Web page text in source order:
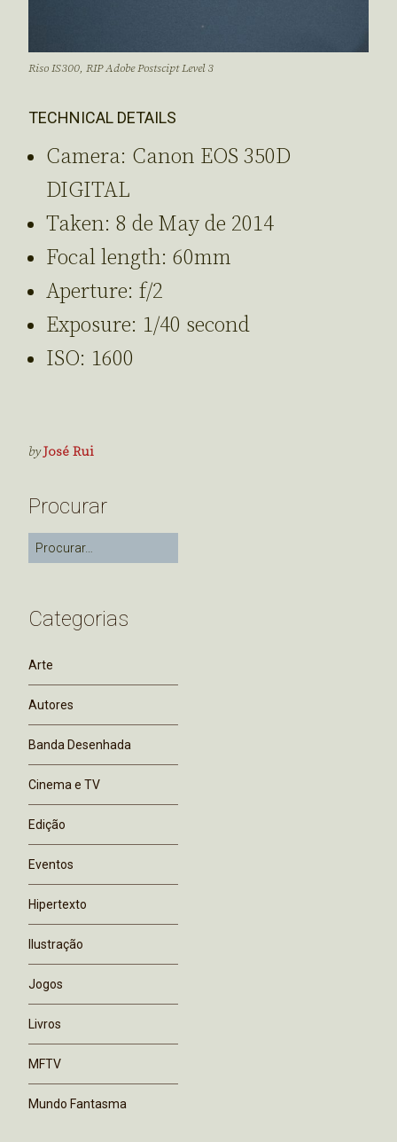
Riso IS300, RIP Adobe Postscipt Level 3
TECHNICAL DETAILS
Camera: Canon EOS 350D
DIGITAL
Taken: 8 de May de 2014
Focal length: 60mm
Aperture: f/2
Exposure: 1/40 second
ISO: 1600
byJosé Rui
Procurar
Categorias
Arte
Autores
Banda Desenhada
Cinema e TV
Edição
Eventos
Hipertexto
Ilustração
Jogos
Livros
MFTV
Mundo Fantasma